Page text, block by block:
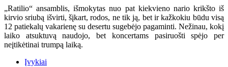
„Ratilio“ ansamblis, išmokytas nuo pat kiekvieno nario krikšto iš
kirvio sriubą išvirti, šįkart, rodos, ne tik ją, bet ir kažkokiu būdu visą
12 patiekalų vakarienę su desertu sugebėjo pagaminti. Nežinau, kokį
laiko atsuktuvą naudojo, bet koncertams pasiruošti spėjo per
neįtikėtinai trumpą laiką.
Įvykiai